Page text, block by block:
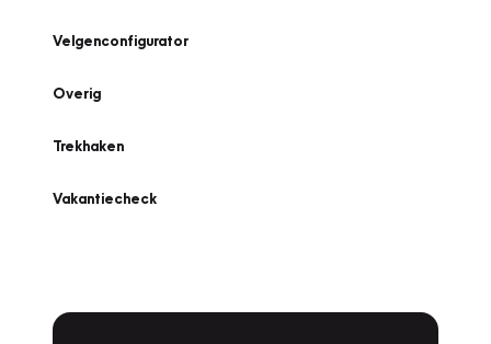
Velgenconfigurator
Overig
Trekhaken
Vakantiecheck